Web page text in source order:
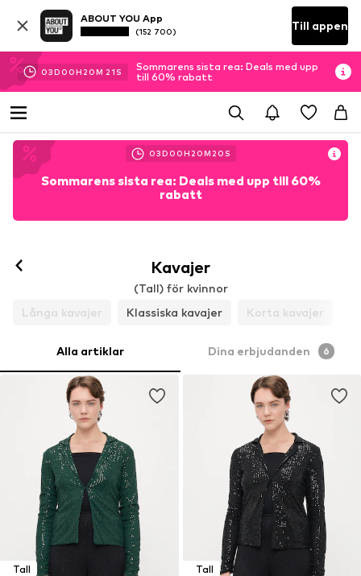
ABOUT YOU App
(152 700) Till appen
03D 00H 20M 19 S
Sommarens sista rea: Deals med upp
till 60% rabatt
03D 00H 20M 18 S
Sommarens sista rea: Deals med upp till 60%
rabatt
Kavajer
(Tall) för kvinnor
Långa kavajer
Klassiska kavajer Korta kavajer
Alla artiklar Dina erbjudanden 6
Tall
Tall